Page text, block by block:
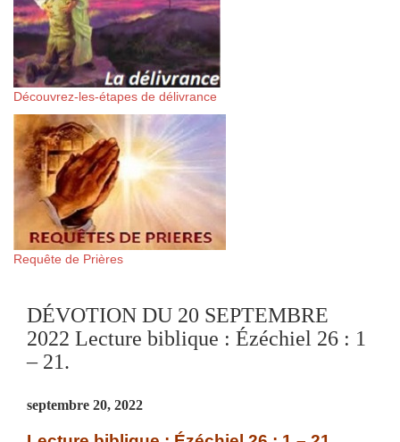
Découvrez-les-étapes de délivrance
Requête de Prières
DÉVOTION DU 20 SEPTEMBRE
2022 Lecture biblique : Ézéchiel 26 : 1
– 21.
septembre 20, 2022